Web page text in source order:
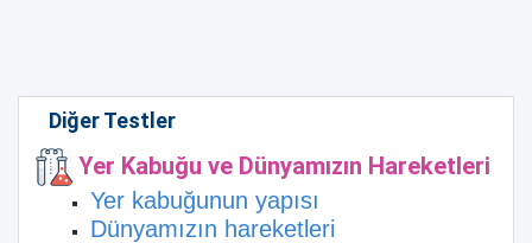
Diğer Testler
Yer Kabuğu ve Dünyamızın Hareketleri
Yer kabuğunun yapısı
Dünyamızın hareketleri